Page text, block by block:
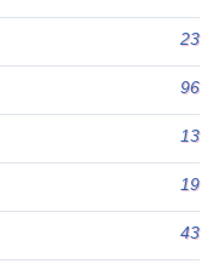
23
96
13
19
43